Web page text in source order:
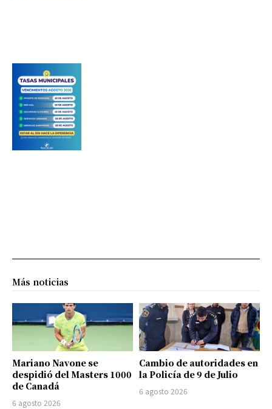
Más noticias
Mariano Navone se
despidió del Masters 1000
de Canadá
6 agosto 2026
Cambio de autoridades en
la Policía de 9 de Julio
6 agosto 2026